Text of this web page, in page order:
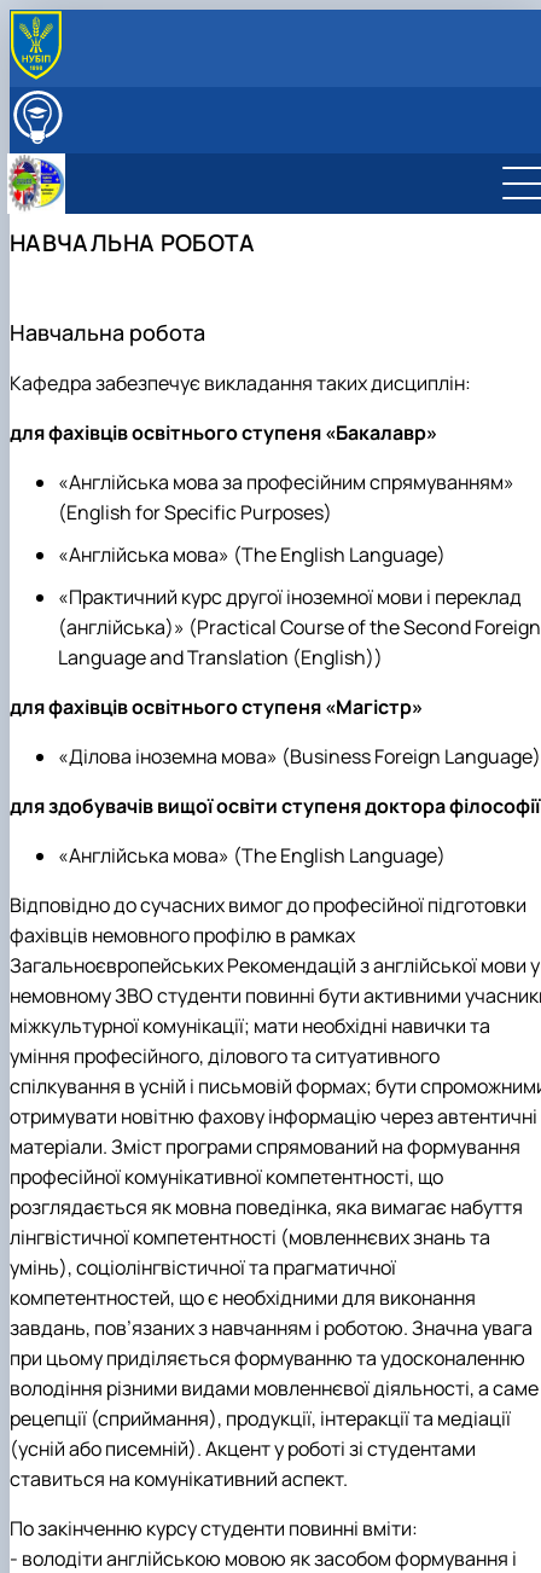
ПРО КАФЕДРУ
Профорієнтаційна робота кафедри
Науково-дослідна лабораторія «Науково-
ОСВІТНІЙ ПРОЦЕС
НАУКОВА РОБОТА
ГУРТКИ
Студентський науковий гурток "Основи перекладу
фахових текстів"
НАВЧАЛЬНА РОБОТА
Навчальна робота
Кафедра забезпечує викладання таких дисциплін:
для фахівців освітнього ступеня «Бакалавр»
«Англійська мова за професійним спрямуванням»
(English for Specific Purposes)
«Англійська мова» (The English Language)
«Практичний курс другої іноземної мови і переклад
(англійська)» (Practical Course of the Second Foreign
Language and Translation (English))
для фахівців освітнього ступеня «Магістр»
«Ділова іноземна мова» (Business Foreign Language)
для здобувачів вищої освіти ступеня доктора філософії
«Англійська мова» (The English Language)
Відповідно до сучасних вимог до професійної підготовки
фахівців немовного профілю в рамках
Загальноєвропейських Рекомендацій з англійської мови у
немовному ЗВО студенти повинні бути активними
міжкультурної комунікації; мати необхідні навички та
уміння професійного, ділового та ситуативного
спілкування в усній і письмовій формах; бути
отримувати новітню фахову інформацію через автентичні
матеріали. Зміст програми спрямований на формування
професійної комунікативної компетентності, що
розглядається як мовна поведінка, яка вимагає набуття
лінгвістичної компетентності (мовленнєвих знань та
умінь), соціолінгвістичної та прагматичної
компетентностей, що є необхідними для виконання
завдань, пов’язаних з навчанням і роботою. Значна увага
при цьому приділяється формуванню та удосконаленню
володіння різними видами мовленнєвої діяльності, а саме
рецепції (сприймання), продукції, інтеракції та медіації
(усній або писемній). Акцент у роботі зі студентами
ставиться на комунікативний аспект.
По закінченню курсу студенти повинні вміти:
- володіти англійською мовою як засобом формування і